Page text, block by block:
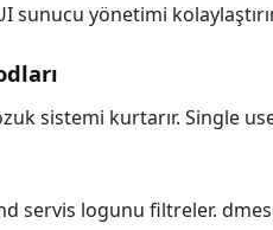
sunucu yönetimi
sistemi kurtarır. Single
servis logunu filtreler.